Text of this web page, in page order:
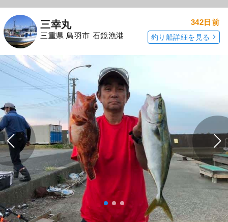
三幸丸
三重県 鳥羽市 石鏡漁港
342日前
釣り船詳細を見る